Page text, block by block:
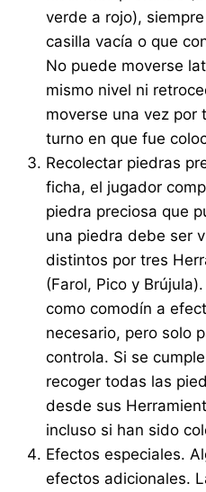
verde a rojo),
casilla vacía o que
No puede moverse
mismo nivel ni
moverse una vez por
turno en que fue
Recolectar piedras
ficha, el jugador
piedra preciosa que
una piedra debe ser
distintos por tres
(Farol, Pico y
como comodín a
necesario, pero solo
controla. Si se
recoger todas las
desde sus
incluso si han sido
Efectos especiales.
efectos adicionales.